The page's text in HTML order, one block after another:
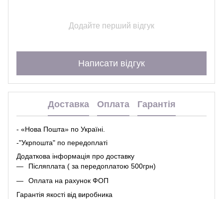
Додайте перший відгук
Написати відгук
Доставка Оплата Гарантія
- «Нова Пошта» по Україні.
-"Укрпошта" по передоплаті
Додаткова інформація про доставку
Післяплата ( за передоплатою 500грн)
Оплата на рахунок ФОП
Гарантія якості від виробника